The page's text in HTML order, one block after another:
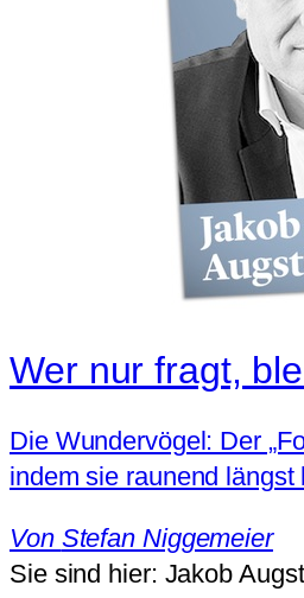
Wer nur fragt,
Die Wundervögel: Der
indem sie raunend
Von Stefan Niggemeier
Sie sind hier: Jakob